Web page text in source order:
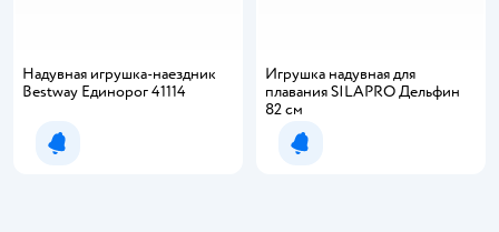
Надувная игрушка-наездник
Bestway Единорог 41114
Уведомить о появлении
Игрушка надувная для
плавания SILAPRO Дельфин
82 см
Уведомить о появлении